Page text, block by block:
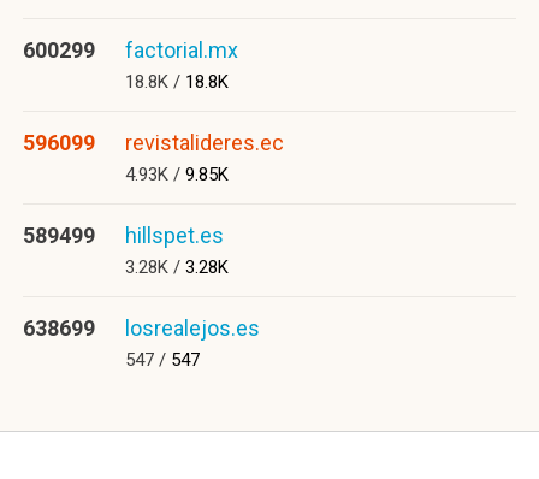
600299 factorial.mx
18.8K / 18.8K
596099 revistalideres.ec
4.93K / 9.85K
589499 hillspet.es
3.28K / 3.28K
638699 losrealejos.es
547 / 547